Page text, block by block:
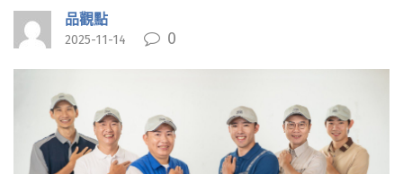
品觀點
2025-11-14 0